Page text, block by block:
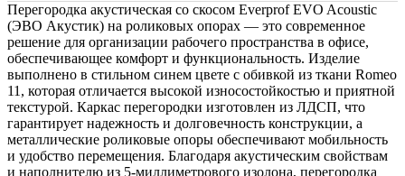
Перегородка акустическая со скосом Everprof EVO Acoustic
(ЭВО Акустик) на роликовых опорах — это современное
решение для организации рабочего пространства в офисе,
обеспечивающее комфорт и функциональность. Изделие
выполнено в стильном синем цвете с обивкой из ткани Romeo
11, которая отличается высокой износостойкостью и приятной
текстурой. Каркас перегородки изготовлен из ЛДСП, что
гарантирует надежность и долговечность конструкции, а
металлические роликовые опоры обеспечивают мобильность
и удобство перемещения. Благодаря акустическим свойствам
и наполнителю из 5-миллиметрового изолона, перегородка